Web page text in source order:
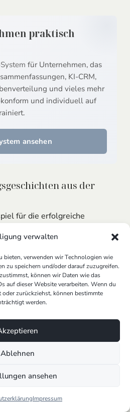
verwalten
bieten, verwenden wir Technologien wie
zu speichern und/oder darauf zuzugreifen.
können wir Daten wie das
auf dieser Website verarbeiten. Wenn du
zurückziehst, können bestimmte
werden.
Ablehnen
ansehen
Impressum
praktisch
für Unternehmen, das
KI-CRM,
und vieles mehr
und individuell auf
ansehen
aus der
für die erfolgreiche
das durch den
AI & Chatbots seine
signifikant steigern konnte.
AI Agentsfür Unternehmen
und Anfragen der
verbesserte sich die
Content Automation
Content-Erstellung